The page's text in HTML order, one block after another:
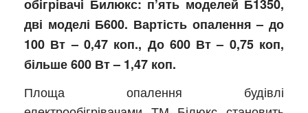
обігрівачі Билюкс: п’ять моделей Б1350,
дві моделі Б600. Вартість опалення – до
100 Вт – 0,47 коп., До 600 Вт – 0,75 коп,
більше 600 Вт – 1,47 коп.
Площа опалення будівлі